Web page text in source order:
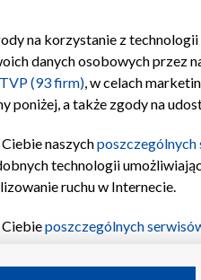
Polityka prywatności
na korzystanie z
danych osobowych przez
(93 firm), w celach
poniżej, a także zgody na
naszychposzczególnych
technologii
ruchu w Internecie.
poszczególnych
informacji na